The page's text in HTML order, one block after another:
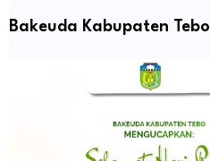
Bakeuda Kabupaten Tebo